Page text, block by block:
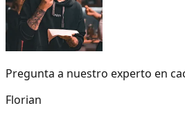
Pregunta a nuestro experto en
Florian